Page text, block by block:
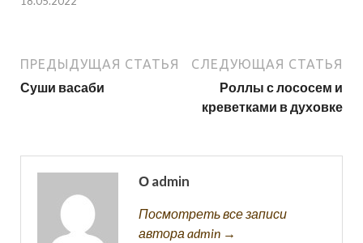
ПРЕДЫДУЩАЯ СТАТЬЯ
Суши васаби
СЛЕДУЮЩАЯ СТАТЬЯ
Роллы с лососем и
креветками в духовке
О admin
Посмотреть все записи
автора admin →